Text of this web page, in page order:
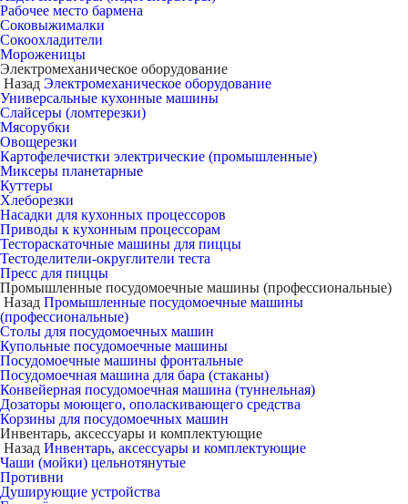
Рабочее место бармена
Соковыжималки
Сокоохладители
Мороженицы
Электромеханическое оборудование
Назад Электромеханическое оборудование
Универсальные кухонные машины
Слайсеры (ломтерезки)
Мясорубки
Овощерезки
Картофелечистки электрические (промышленные)
Миксеры планетарные
Куттеры
Хлеборезки
Насадки для кухонных процессоров
Приводы к кухонным процессорам
Тестораскаточные машины для пиццы
Тестоделители-округлители теста
Пресс для пиццы
Промышленные посудомоечные машины (профессиональные)
Назад Промышленные посудомоечные машины
(профессиональные)
Столы для посудомоечных машин
Купольные посудомоечные машины
Посудомоечные машины фронтальные
Посудомоечная машина для бара (стаканы)
Конвейерная посудомоечная машина (туннельная)
Дозаторы моющего, ополаскивающего средства
Корзины для посудомоечных машин
Инвентарь, аксессуары и комплектующие
Назад Инвентарь, аксессуары и комплектующие
Чаши (мойки) цельнотянутые
Противни
Душирующие устройства